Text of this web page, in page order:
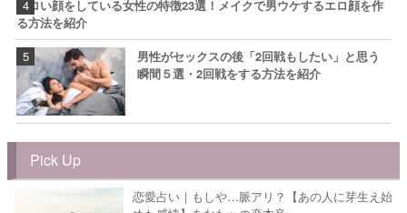
エロい顔をしている女性の特徴23選！メイクで男ウケするエロ顔を作
る方法を紹介
男性がセックスの後「2回戦もしたい」と思う
瞬間５選・2回戦をする方法を紹介
Pick Up
恋愛占い｜もしや…脈アリ？【あの人に芽生え始